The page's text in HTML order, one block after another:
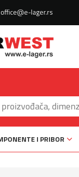
office@e-lager.rs
I PRIBOR